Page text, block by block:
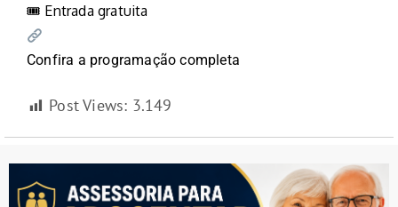
🎟 Entrada gratuita
Confira a programação completa
Post Views: 3.149